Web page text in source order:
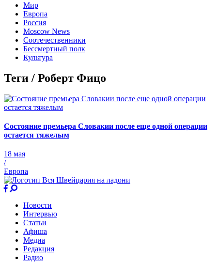
Мир
Европа
Россия
Moscow News
Соотечественники
Бессмертный полк
Культура
Теги / Роберт Фицо
Состояние премьера Словакии после еще одной операции
остается тяжелым
18 мая
/
Европа
Новости
Интервью
Статьи
Афиша
Медиа
Редакция
Радио